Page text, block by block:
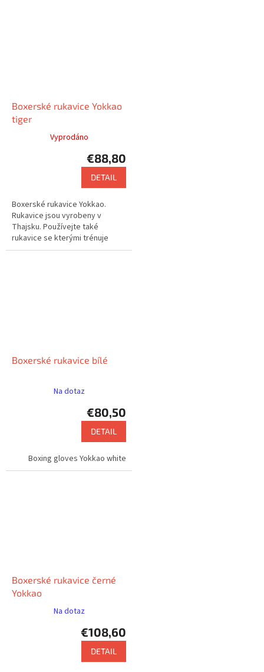
Boxerské rukavice Yokkao
tiger
Vyprodáno
€88,80
DETAIL
Boxerské rukavice Yokkao.
Rukavice jsou vyrobeny v
Thajsku. Používejte také
rukavice se kterými trénuje
např. Saenchai nebo Buakaw.
Boxerské rukavice bílé
Na dotaz
€80,50
DETAIL
Boxing gloves Yokkao white
Boxerské rukavice černé
Yokkao
Na dotaz
€108,60
DETAIL